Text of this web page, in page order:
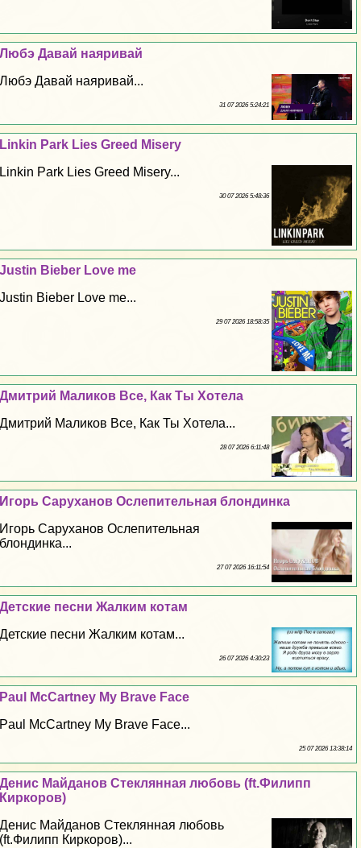
Любэ Давай наяривай
Любэ Давай наяривай...
31 07 2026 5:24:21
Linkin Park Lies Greed Misery
Linkin Park Lies Greed Misery...
30 07 2026 5:48:36
Justin Bieber Love me
Justin Bieber Love me...
29 07 2026 18:58:35
Дмитрий Маликов Все, Как Ты Хотела
Дмитрий Маликов Все, Как Ты Хотела...
28 07 2026 6:11:48
Игорь Саруханов Ослепительная блондинка
Игорь Саруханов Ослепительная
блондинка...
27 07 2026 16:11:54
Детские песни Жалким котам
Детские песни Жалким котам...
26 07 2026 4:30:23
Paul McCartney My Brave Face
Paul McCartney My Brave Face...
25 07 2026 13:38:14
Денис Майданов Стеклянная любовь (ft.Филипп
Киркоров)
Денис Майданов Стеклянная любовь
(ft.Филипп Киркоров)...